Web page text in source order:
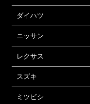
ダイハツ
ニッサン
レクサス
スズキ
ミツビシ